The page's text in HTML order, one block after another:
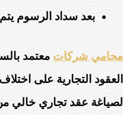
بعد سداد الرسوم
محامي شركات معتمد
العقود التجارية على
لصياغة عقد تجاري خالي